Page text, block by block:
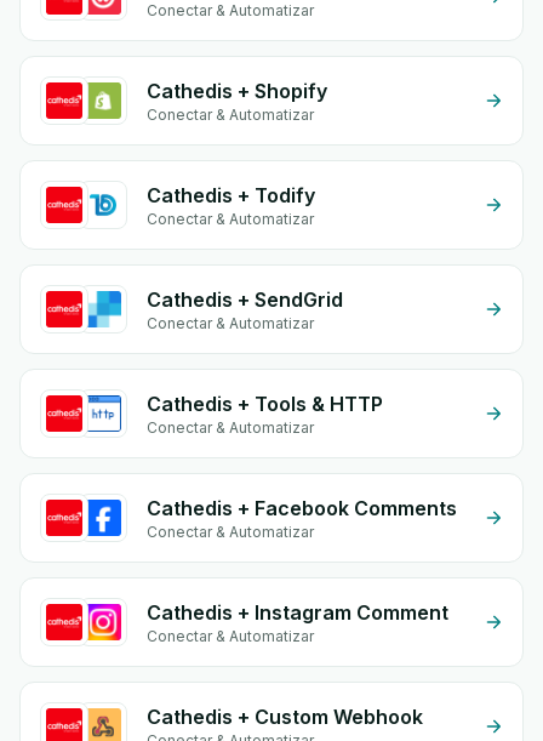
Conectar & Automatizar
Cathedis + Shopify
Conectar & Automatizar
Cathedis + Todify
Conectar & Automatizar
Cathedis + SendGrid
Conectar & Automatizar
Cathedis + Tools & HTTP
Conectar & Automatizar
Cathedis + Facebook Comments
Conectar & Automatizar
Cathedis + Instagram Comment
Conectar & Automatizar
Cathedis + Custom Webhook